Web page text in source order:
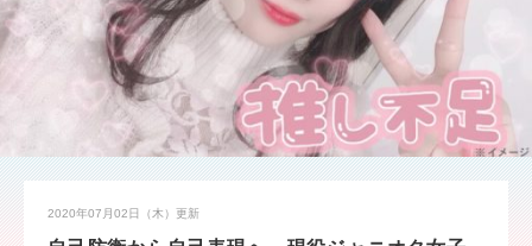
2020年07月02日（木） 更新